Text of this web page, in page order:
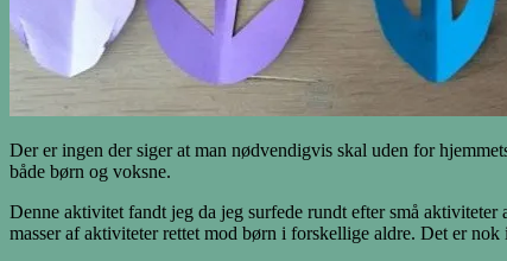
Der er ingen der siger at man nødvendigvis skal uden for
både børn og voksne.
Denne aktivitet fandt jeg da jeg surfede rundt efter små aktiviteter
masser af aktiviteter rettet mod børn i forskellige aldre. Det er